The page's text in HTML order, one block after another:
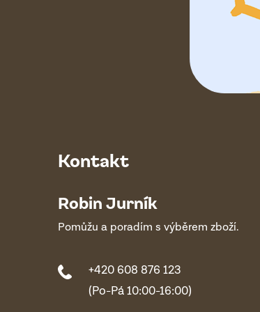
Kontakt
Robin Jurník
Pomůžu a poradím s výběrem zboží.
+420 608 876 123
(Po-Pá 10:00-16:00)